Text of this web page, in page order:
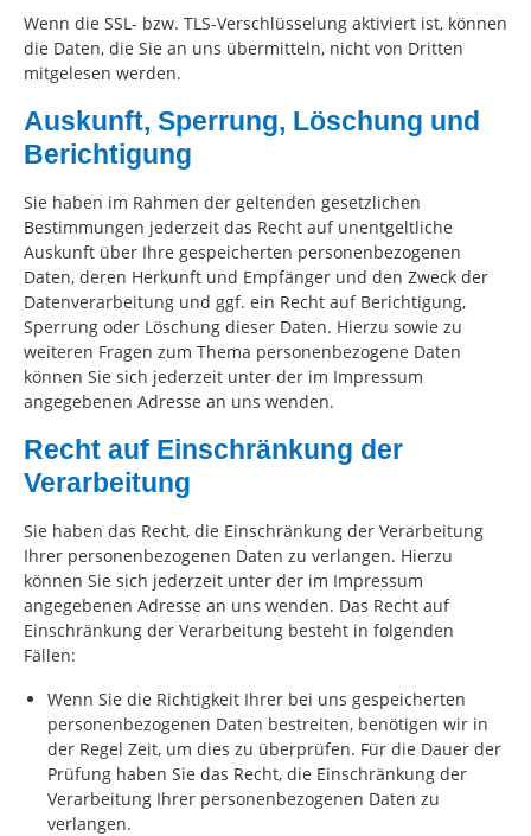
Wenn die SSL- bzw. TLS-Verschlüsselung aktiviert ist, können
die Daten, die Sie an uns übermitteln, nicht von Dritten
mitgelesen werden.
Auskunft, Sperrung, Löschung und
Berichtigung
Sie haben im Rahmen der geltenden gesetzlichen
Bestimmungen jederzeit das Recht auf unentgeltliche
Auskunft über Ihre gespeicherten personenbezogenen
Daten, deren Herkunft und Empfänger und den Zweck der
Datenverarbeitung und ggf. ein Recht auf Berichtigung,
Sperrung oder Löschung dieser Daten. Hierzu sowie zu
weiteren Fragen zum Thema personenbezogene Daten
können Sie sich jederzeit unter der im Impressum
angegebenen Adresse an uns wenden.
Recht auf Einschränkung der
Verarbeitung
Sie haben das Recht, die Einschränkung der Verarbeitung
Ihrer personenbezogenen Daten zu verlangen. Hierzu
können Sie sich jederzeit unter der im Impressum
angegebenen Adresse an uns wenden. Das Recht auf
Einschränkung der Verarbeitung besteht in folgenden
Fällen:
Wenn Sie die Richtigkeit Ihrer bei uns gespeicherten
personenbezogenen Daten bestreiten, benötigen wir in
der Regel Zeit, um dies zu überprüfen. Für die Dauer der
Prüfung haben Sie das Recht, die Einschränkung der
Verarbeitung Ihrer personenbezogenen Daten zu
verlangen.